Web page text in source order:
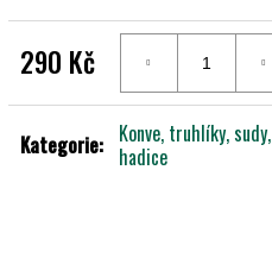
290 Kč
cena:
Kategorie: Konve, truhlíky, sudy,
hadice